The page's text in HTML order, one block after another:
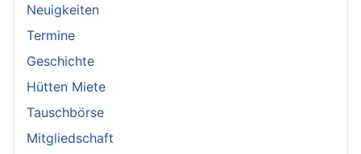
Neuigkeiten
Termine
Geschichte
Hütten Miete
Tauschbörse
Mitgliedschaft